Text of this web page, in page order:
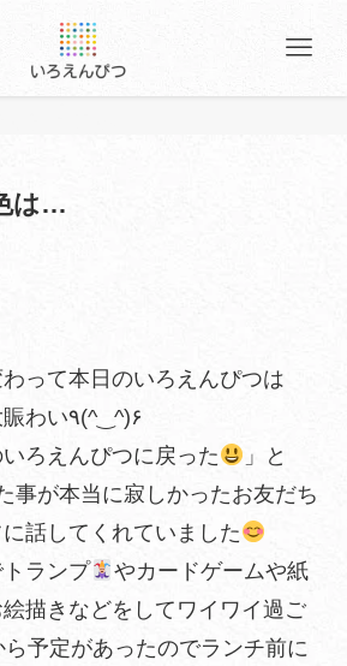
は…
って本日のいろえんぴつは
朝からスーパー大賑わい٩(^‿^)۶
いろえんぴつに戻った
」と
事が本当に寂しかったお友だち
話してくれていました
ランプ
やカードゲームや紙
描きなどをしてワイワイ過ご
ら予定があったのでランチ前に